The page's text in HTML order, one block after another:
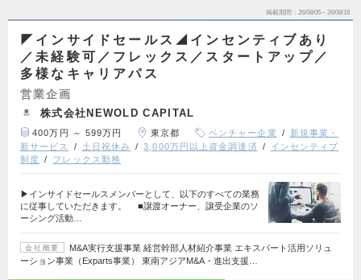
掲載期間 26/08/05～26/08/18
◤インサイドセールス◢インセンティブあり
／未経験可／フレックス／スタートアップ／
多様なキャリアパス
営業企画
株式会社NEWOLD CAPITAL
400万円 ～ 599万円 東京都 ベンチャー企業
新規事業・
新サービス
土日祝休み 3,000万円以上資金調達済
インセンティブ
制度
フレックス勤務
▶インサイドセールスメンバーとして、以下のすべての業務
に従事していただきます。 ■譲渡オーナー、譲受企業のソ
ーシング活動…
会社概要
M&A実行支援事業 経営幹部人材紹介事業 エキスパート活用ソリュ
ーション事業（Exparts事業） 東南アジアM&A・進出支援…